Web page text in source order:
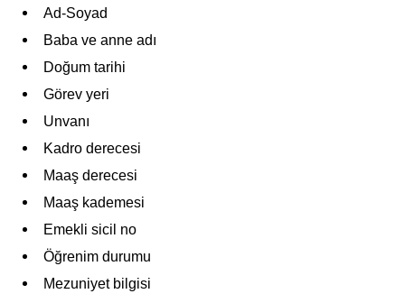
Ad-Soyad
Baba ve anne adı
Doğum tarihi
Görev yeri
Unvanı
Kadro derecesi
Maaş derecesi
Maaş kademesi
Emekli sicil no
Öğrenim durumu
Mezuniyet bilgisi